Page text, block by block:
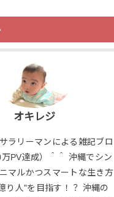
オキレジ
ラリーマンによる雑記ブロ
PV達成）＾＾ 沖縄でシン
マルかつスマートな生き方
り人"を目指す！？ 沖縄の